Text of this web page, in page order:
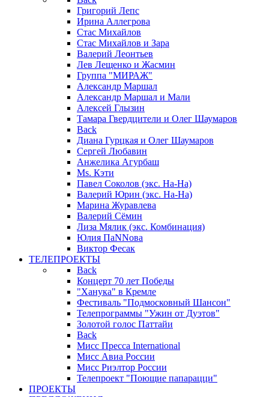
Григорий Лепс
Ирина Аллегрова
Стас Михайлов
Стас Михайлов и Зара
Валерий Леонтьев
Лев Лещенко и Жасмин
Группа "МИРАЖ"
Александр Маршал
Александр Маршал и Мали
Алексей Глызин
Тамара Гвердцители и Олег Шаумаров
Back
Диана Гурцкая и Олег Шаумаров
Сергей Любавин
Анжелика Агурбаш
Ms. Кэти
Павел Соколов (экс. На-На)
Валерий Юрин (экс. На-На)
Марина Журавлева
Валерий Сёмин
Лиза Мялик (экс. Комбинация)
Юлия ПаNNова
Виктор Фесак
ТЕЛЕПРОЕКТЫ
Back
Концерт 70 лет Победы
"Ханука" в Кремле
Фестиваль "Подмосковный Шансон"
Телепрограммы "Ужин от Дуэтов"
Золотой голос Паттайи
Back
Мисс Пресса International
Мисс Авиа России
Мисс Риэлтор России
Телепроект "Поющие папарацци"
ПРОЕКТЫ